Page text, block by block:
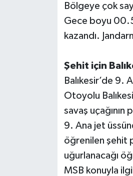
Bölgeye çok
Gece boyu
kazandı.
Şehit için
Balıkesir’de 9.
Otoyolu
savaş
9. Ana jet
öğrenilen şehit
uğurlanacağı
MSB konuyla